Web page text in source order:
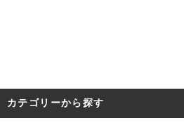
カテゴリーから探す